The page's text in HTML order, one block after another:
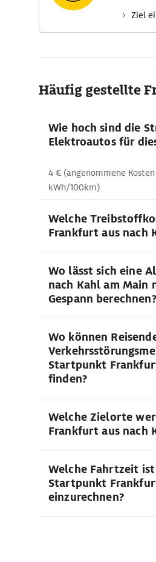
Ziel
Häufig gestellte
Wie hoch sind die
Elektroautos für
4 € (angenommene
kWh/100km)
Welche
Frankfurt aus nach
Wo lässt sich eine
nach Kahl am Main
Gespann berechnen?
Wo können
Startpunkt
finden?
Welche Zielorte
Frankfurt aus nach
Welche Fahrtzeit
Startpunkt
einzurechnen?